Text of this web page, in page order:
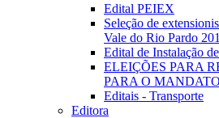
Edital PEIEX
Seleção de
Vale do Rio Pardo
Edital de Instalação
ELEIÇÕES PARA
PARA O
Editais - Transporte
Editora